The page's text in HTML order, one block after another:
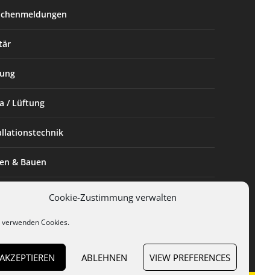
Cookie-Zustimmung verwalten
verwenden Cookies.
AKZEPTIEREN ABLEHNEN VIEW PREFERENCES
/ Lüftung
& Bauen
des Monats